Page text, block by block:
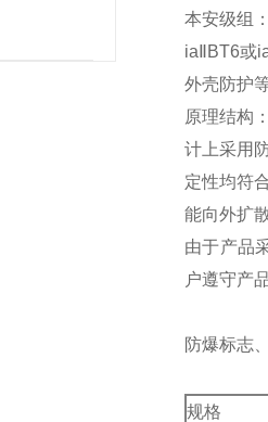
本安级组
iaⅡBT6或
外壳防护
原理结构
计上采用
定性均符
能向外扩
由于产品
户遵守产
防爆标志
规格